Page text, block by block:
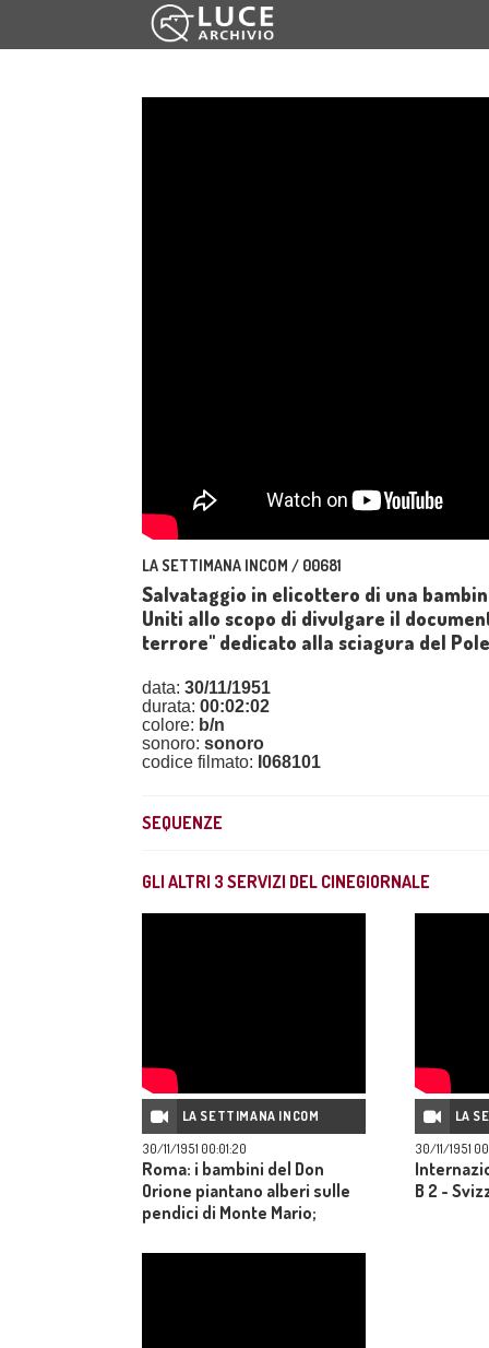
LA SETTIMANA INCOM / 00681
Salvataggio in elicottero di una
Uniti allo scopo di divulgare il
terrore" dedicato alla sciagura del
data: 30/11/1951
durata: 00:02:02
colore: b/n
sonoro: sonoro
codice filmato: I068101
SEQUENZE
GLI ALTRI 3 SERVIZI DEL CINEGIORNALE
LA SETTIMANA INCOM
30/11/1951 00:01:20
Roma: i bambini del Don
Orione piantano alberi sulle
pendici di Monte Mario;
città d'Italia: Firenze, Milano,
LA
30/11/1951
B 2 -